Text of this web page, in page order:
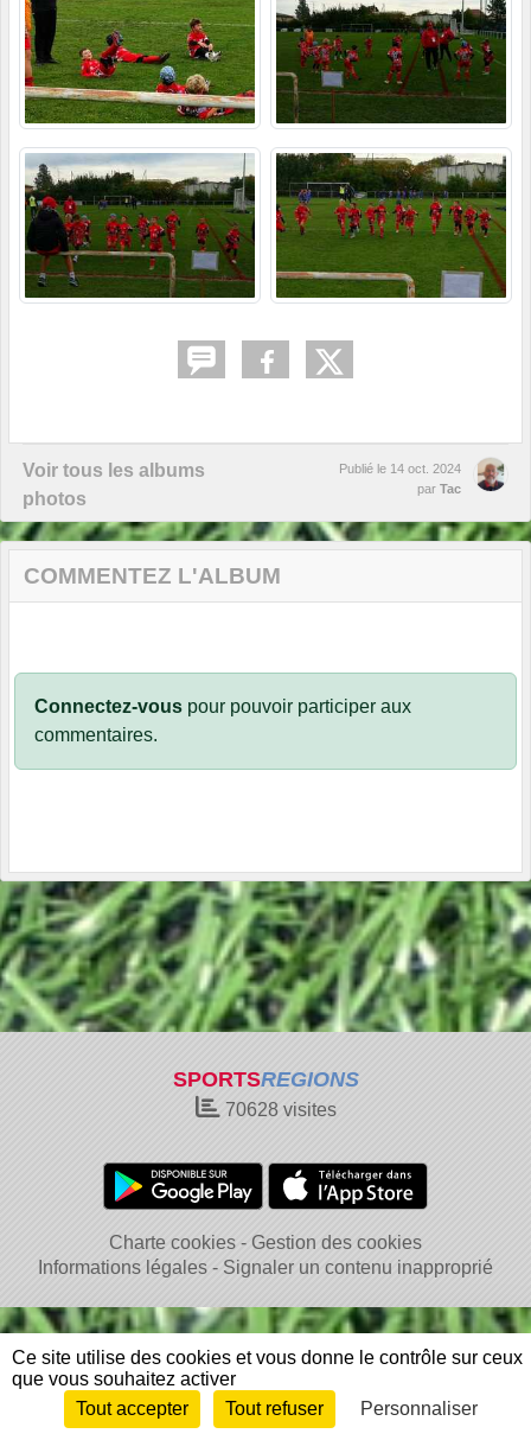
Voir tous les albums
photos
Publié le 14 oct. 2024
par Tac
COMMENTEZ L'ALBUM
Connectez-vous pour pouvoir participer aux
commentaires.
SPORTSREGIONS
70628visites
Charte cookies
Gestion des cookies
Informations légales
Signaler un contenu inapproprié
Envie de participer ? Connexion
Ce site utilise des cookies et vous donne le contrôle sur ceux
que vous souhaitez activer
Tout accepter
Tout refuser Personnaliser